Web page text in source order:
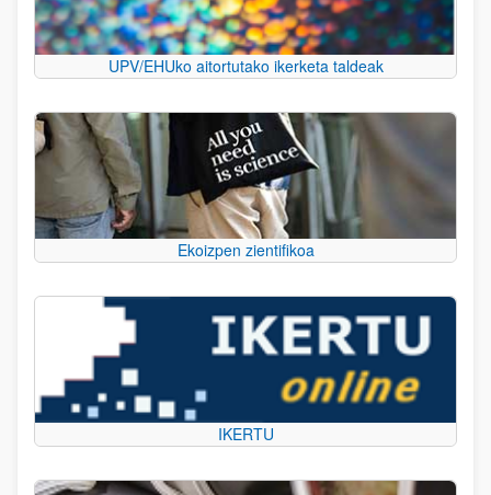
UPV/EHUko aitortutako ikerketa taldeak
Ekoizpen zientifikoa
IKERTU